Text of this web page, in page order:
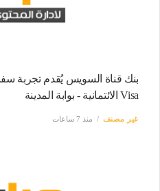
بنك قناة السويس يُقدم تجربة
Visa الائتمانية - بوابة المدينة
غير مصنف منذ 7 ساعات